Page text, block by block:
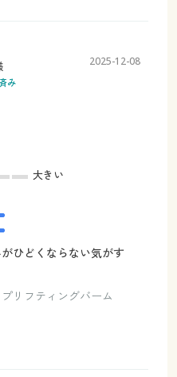
み
2025-12-08
大きい
ひどくならない気がす
リフティングバーム